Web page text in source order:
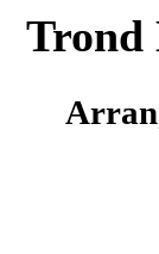
Trond